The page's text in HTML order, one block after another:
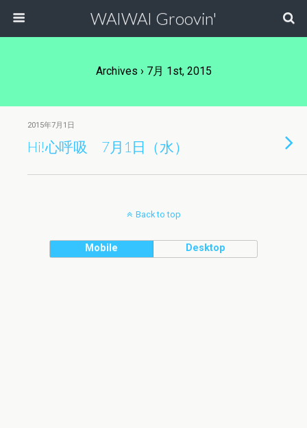
WAIWAI Groovin'
Archives › 7月 1st, 2015
2015年7月1日
Hi!心呼吸 7月1日（水）
Back to top
Mobile Desktop